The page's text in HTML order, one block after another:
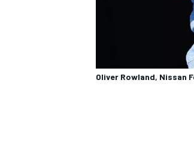
Oliver Rowland, Nissan